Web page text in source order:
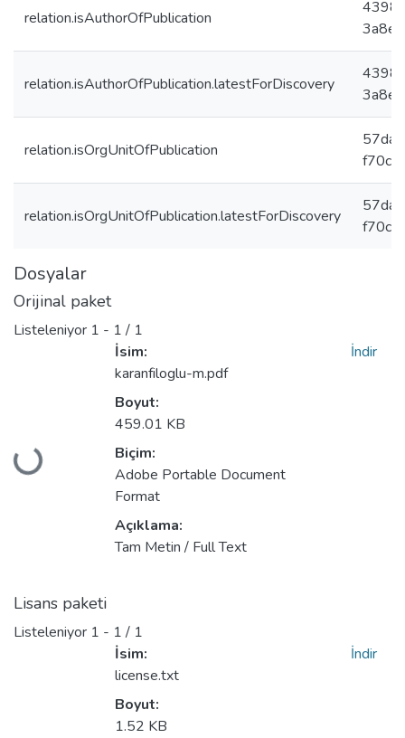
relation.isAuthorOfPublication
relation.isAuthorOfPublication.latestForDiscovery
relation.isOrgUnitOfPublication
relation.isOrgUnitOfPublication.latestForDiscovery
Dosyalar
Orijinal paket
Listeleniyor 1 - 1 / 1
İsim:
karanfiloglu-m.pdf
Boyut:
459.01 KB
Biçim:
Adobe Portable Document
Format
Açıklama:
Tam Metin / Full Text
İndir
Lisans paketi
Listeleniyor 1 - 1 / 1
İsim:
license.txt
Boyut:
1.52 KB
İndir